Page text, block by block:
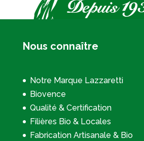
Nous connaître
Notre Marque Lazzaretti
Biovence
Qualité & Certification
Filières Bio & Locales
Fabrication Artisanale & Bio